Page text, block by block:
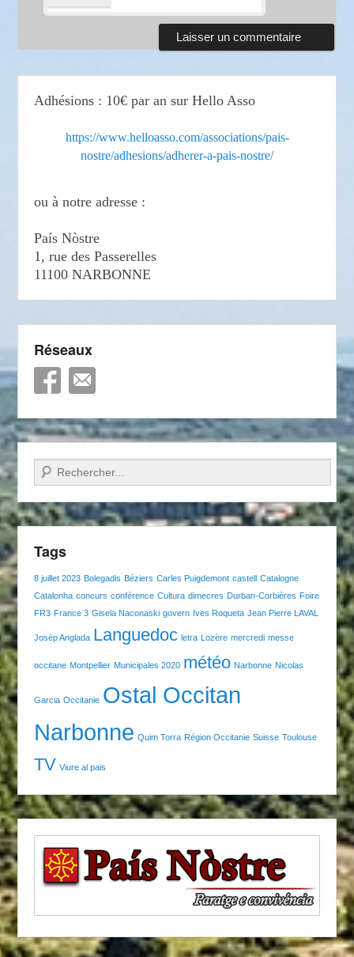
Adhésions : 10€ par an sur Hello Asso
https://www.helloasso.com/associations/pais-
nostre/adhesions/adherer-a-pais-nostre/
ou à notre adresse :
País Nòstre
1, rue des Passerelles
11100 NARBONNE
Réseaux
Recherche
Tags
8 juillet 2023 Bolegadis Béziers Carles Puigdemont castell
Catalogne
Catalonha concurs conférence Cultura dimecres Durban-Corbières Foire
FR3 France 3 Gisela Naconaski govern Ives Roqueta Jean Pierre LAVAL
Josèp Anglada Languedoc letra Lozère mercredi messe
occitane Montpellier Municipales 2020 météo Narbonne Nicolas
Garcia Occitanie Ostal Occitan
Narbonne Quim Torra Région Occitanie Suisse Toulouse
TV Viure al pais